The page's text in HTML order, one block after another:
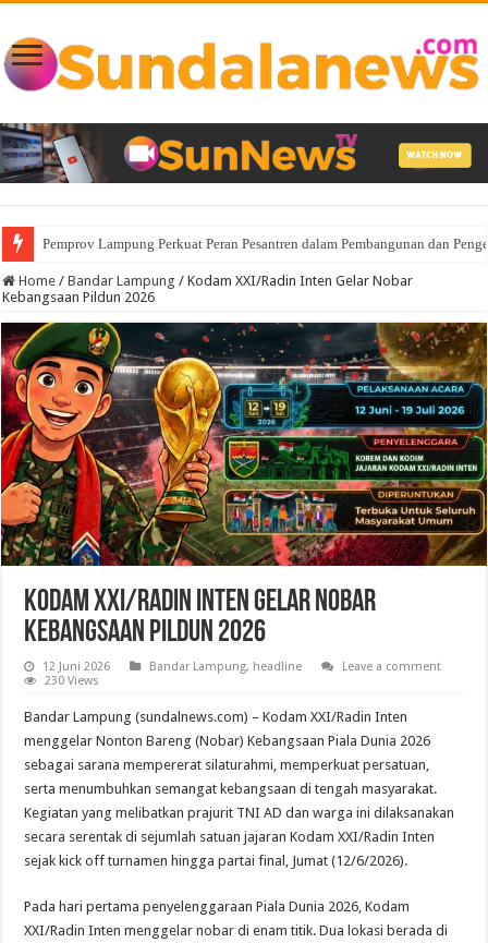
Sensus Ekonomi 2026, Pemprov Lampung Tekankan Pentingnya Data
Home / Bandar Lampung / Kodam XXI/Radin Inten Gelar Nobar
Kebangsaan Pildun 2026
Kodam XXI/Radin Inten Gelar Nobar
Kebangsaan Pildun 2026
12 Juni 2026 Bandar Lampung, headline
Leave a comment
230 Views
Bandar Lampung (sundalnews.com) – Kodam XXI/Radin Inten
menggelar Nonton Bareng (Nobar) Kebangsaan Piala Dunia 2026
sebagai sarana mempererat silaturahmi, memperkuat persatuan,
serta menumbuhkan semangat kebangsaan di tengah masyarakat.
Kegiatan yang melibatkan prajurit TNI AD dan warga ini dilaksanakan
secara serentak di sejumlah satuan jajaran Kodam XXI/Radin Inten
sejak kick off turnamen hingga partai final, Jumat (12/6/2026).
Pada hari pertama penyelenggaraan Piala Dunia 2026, Kodam
XXI/Radin Inten menggelar nobar di enam titik. Dua lokasi berada di